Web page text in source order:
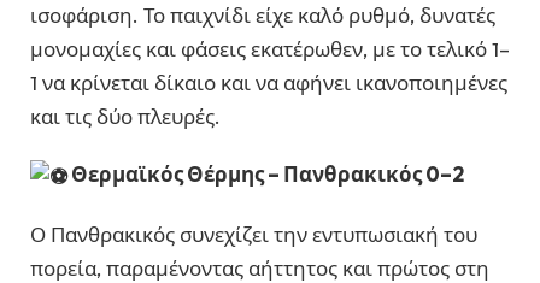
ισοφάριση. Το παιχνίδι είχε καλό ρυθμό, δυνατές
μονομαχίες και φάσεις εκατέρωθεν, με το τελικό 1–
1 να κρίνεται δίκαιο και να αφήνει ικανοποιημένες
και τις δύο πλευρές.
Θερμαϊκός Θέρμης – Πανθρακικός 0–2
Ο Πανθρακικός συνεχίζει την εντυπωσιακή του
πορεία, παραμένοντας αήττητος και πρώτος στη